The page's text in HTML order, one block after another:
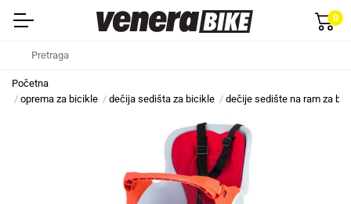
0
Početna
oprema za bicikle
dečija sedišta za bicikle dečije sedište na ram za